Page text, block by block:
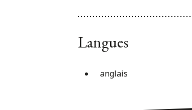
Langues
anglais